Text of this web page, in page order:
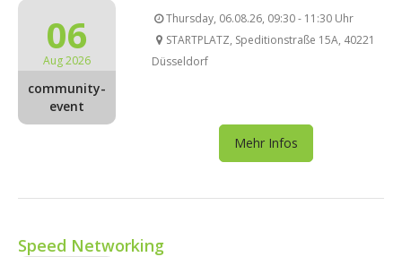
06
Aug 2026
community-
event
Thursday, 06.08.26, 09:30 - 11:30 Uhr
STARTPLATZ, Speditionstraße 15A, 40221
Düsseldorf
Mehr Infos
Speed Networking